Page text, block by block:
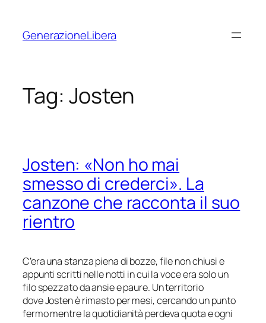
contenuto
GenerazioneLibera
Tag: Josten
Josten: «Non ho mai
smesso di crederci». La
canzone che racconta il suo
rientro
C’era una stanza piena di bozze, file non chiusi e
appunti scritti nelle notti in cui la voce era solo un
filo spezzato da ansie e paure. Un territorio
dove Josten è rimasto per mesi, cercando un punto
fermo mentre la quotidianità perdeva quota e ogni